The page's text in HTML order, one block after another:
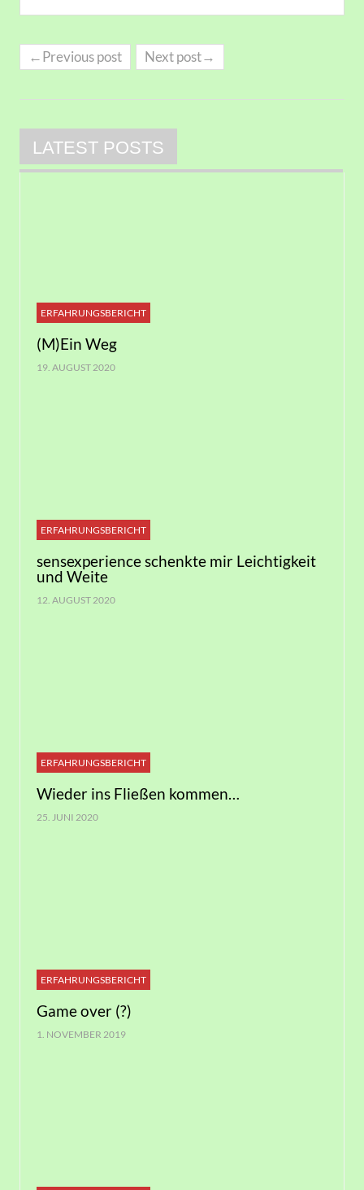
←Previous post Next post→
LATEST POSTS
ERFAHRUNGSBERICHT
(M)Ein Weg
19. AUGUST 2020
ERFAHRUNGSBERICHT
sensexperience schenkte mir Leichtigkeit
und Weite
12. AUGUST 2020
ERFAHRUNGSBERICHT
Wieder ins Fließen kommen…
25. JUNI 2020
ERFAHRUNGSBERICHT
Game over (?)
1. NOVEMBER 2019